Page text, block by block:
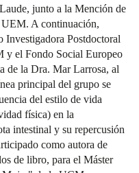
junto a la Mención de
A continuación,
Investigadora Postdoctoral
y el Fondo Social Europeo
de la Dra. Mar Larrosa, al
principal del grupo se
del estilo de vida
física) en la
intestinal y su repercusión
como autora de
de libro, para el Máster